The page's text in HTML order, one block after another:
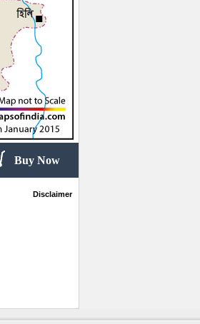
Buy Now
Disclaimer